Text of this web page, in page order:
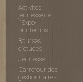
Activités
jeunesse de
l'Expo-
printemps
Bourses
d'études
Jeunesse
Carrefour des
gestionnaires